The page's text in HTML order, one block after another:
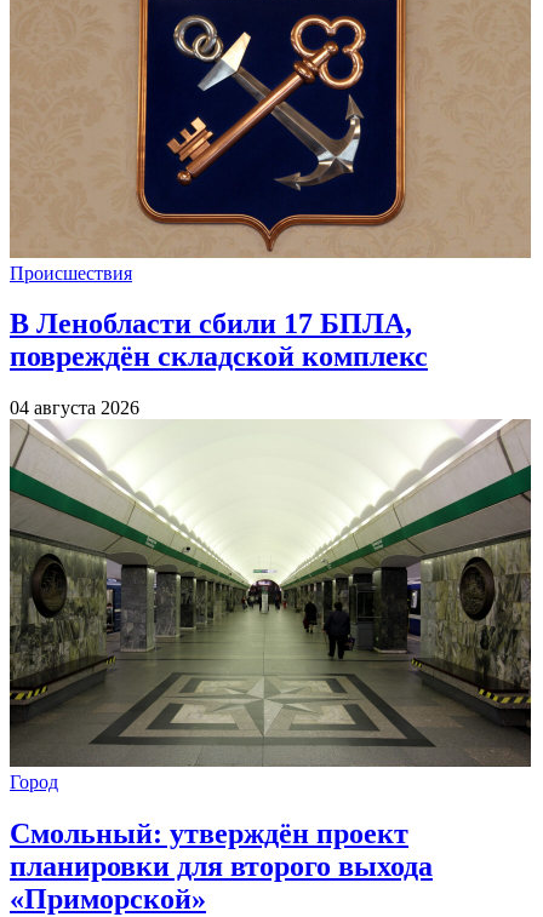
Происшествия
В Ленобласти сбили 17 БПЛА,
повреждён складской комплекс
04 августа 2026
Город
Смольный: утверждён проект
планировки для второго выхода
«Приморской»